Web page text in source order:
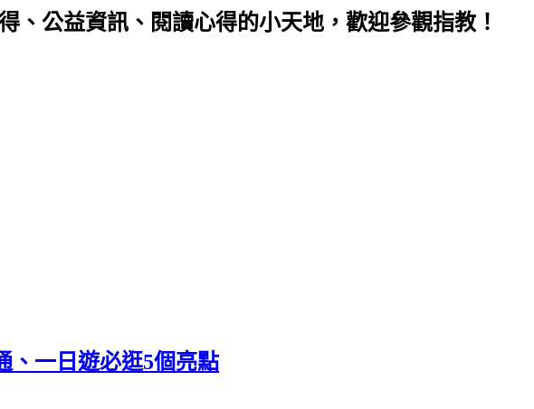
公益資訊、閱讀心得的小天地，歡迎參觀指教！
、一日遊必逛5個亮點